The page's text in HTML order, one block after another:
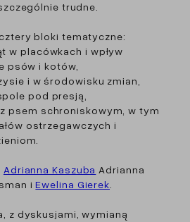
trudne.
bloki tematyczne:
w placówkach i wpływ
psów i kotów,
i w środowisku zmian,
pod presją,
psem schroniskowym, w tym
ostrzegawczych i
Adrianna Kaszuba Adrianna
iEwelina Gierek.
z dyskusjami, wymianą